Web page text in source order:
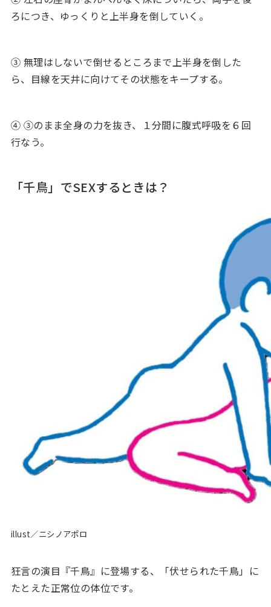
ろにつき、ゆっくりと上半身を倒していく。
③ 無理はしないで倒せるところまで上半身を倒した
ら、目線を天井に向けてその状態をキープする。
④ ③のまま全身の力を抜き、１分間に腹式呼吸を６回
行なう。
「千鳥」でSEXするときは？
illust／ニシノアポロ
狂言の演目『千鳥』に登場する、「伏せられた千鳥」に
たとえた正常位の体位です。